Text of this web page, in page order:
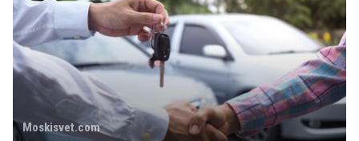
Moskisvet.com